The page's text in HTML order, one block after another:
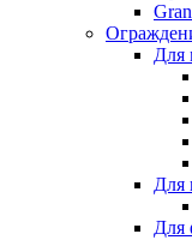
Для
Для
Для